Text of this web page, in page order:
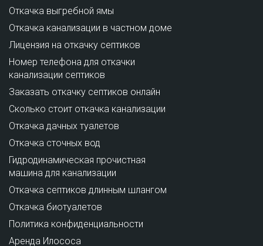
Откачка выгребной ямы
Откачка канализации в частном доме
Лицензия на откачку септиков
Номер телефона для откачки
канализации септиков
Заказать откачку септиков онлайн
Сколько стоит откачка канализации
Откачка дачных туалетов
Откачка сточных вод
Гидродинамическая прочистная
машина для канализации
Откачка септиков длинным шлангом
Откачка биотуалетов
Политика конфиденциальности
Аренда Илососа